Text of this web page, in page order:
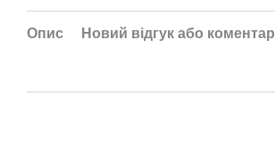
Опис Новий відгук або коментар